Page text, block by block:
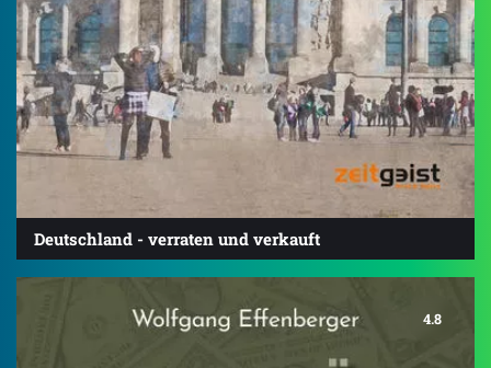
Deutschland - verraten und verkauft
4.8